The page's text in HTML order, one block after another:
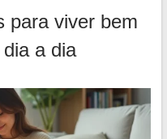
para viver bem
a dia